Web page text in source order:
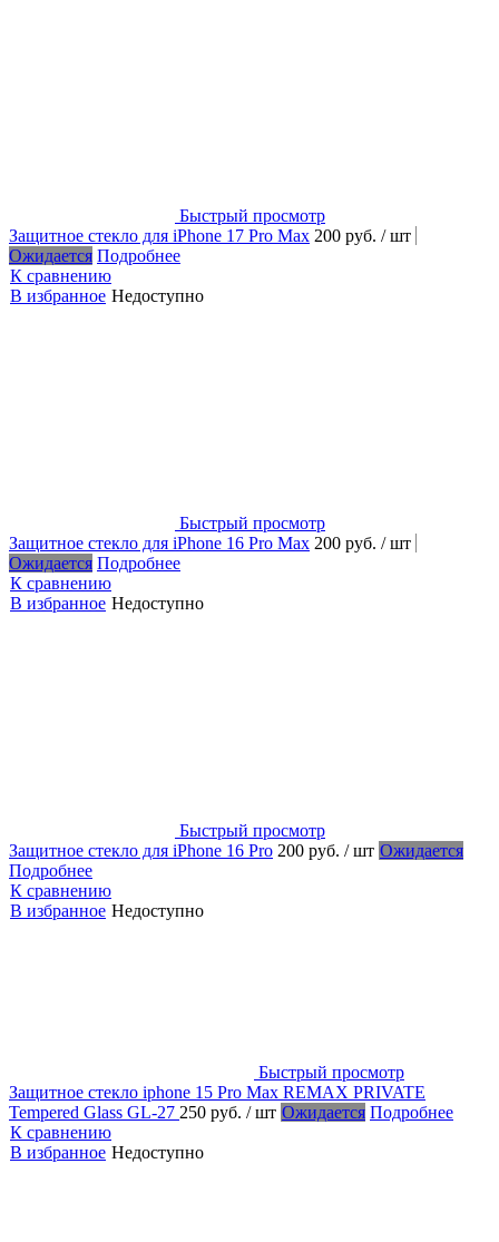
Быстрый просмотр
Защитное стекло для iPhone 17 Pro Max 200 руб. / шт
Ожидается Подробнее
К сравнению
В избранное Недоступно
Быстрый просмотр
Защитное стекло для iPhone 16 Pro Max 200 руб. / шт
Ожидается Подробнее
К сравнению
В избранное Недоступно
Быстрый просмотр
Защитное стекло для iPhone 16 Pro 200 руб. / шт Ожидается
Подробнее
К сравнению
В избранное Недоступно
Быстрый просмотр
Защитное стекло iphone 15 Pro Max REMAX PRIVATE
Tempered Glass GL-27 250 руб. / шт Ожидается Подробнее
К сравнению
В избранное Недоступно